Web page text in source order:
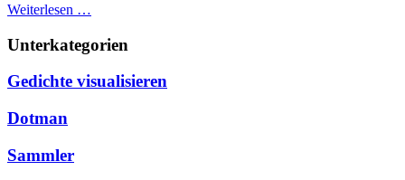
Weiterlesen …
Unterkategorien
Gedichte visualisieren
Dotman
Sammler